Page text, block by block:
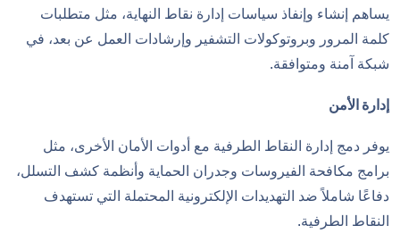
يساهم إنشاء وإنفاذ سياسات إدارة نقاط النهاية، مثل متطلبات
كلمة المرور وبروتوكولات التشفير وإرشادات العمل عن بعد، في
شبكة آمنة ومتوافقة.
إدارة الأمن
يوفر دمج إدارة النقاط الطرفية مع أدوات الأمان الأخرى، مثل
برامج مكافحة الفيروسات وجدران الحماية وأنظمة كشف التسلل،
دفاعًا شاملاً ضد التهديدات الإلكترونية المحتملة التي تستهدف
النقاط الطرفية.